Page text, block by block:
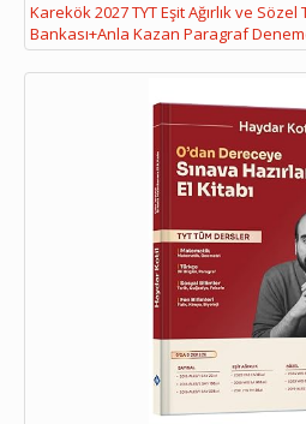
Karekök 2027 TYT Eşit Ağırlık ve
Bankası+Anla Kazan Paragraf